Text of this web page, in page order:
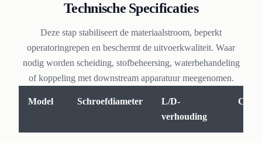
Technische Specificaties
Deze stap stabiliseert de materiaalstroom, beperkt
operatoringrepen en beschermt de uitvoerkwaliteit. Waar
nodig worden scheiding, stofbeheersing, waterbehandeling
of koppeling met downstream apparatuur meegenomen.
Model Schroefdiameter
L/D-
verhouding